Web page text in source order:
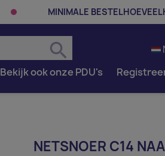
MINIMALE
search
Bekijk ook onze PDU's
NETSNOER C14